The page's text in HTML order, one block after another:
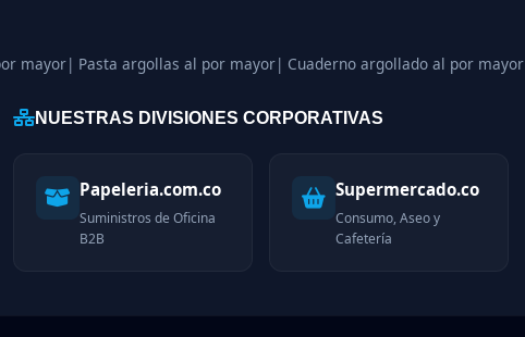
mayor| Pasta argollas al por mayor| Cuaderno argollado al por mayor
NUESTRAS DIVISIONES CORPORATIVAS
Papeleria.com.co
Suministros de Oficina
B2B
Supermercado.co
Consumo, Aseo y
Cafetería